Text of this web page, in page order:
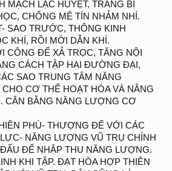
MẠCH LẠC HUYỆT, TRANG BỊ
CHỐNG MÊ TÍN NHẢM NHÍ.
SAO TRƯỚC, THÔNG KINH
KHÍ, RỒI MỚI DẪN KHÍ.
CÔNG ĐỂ XẢ TRỌC, TĂNG NỘI
CÁCH TẬP HAI ĐƯỜNG ĐẠI,
SAO TRUNG TÂM NĂNG
CƠ THỂ HOẠT HÓA VÀ NÂNG
CÂN BẰNG NĂNG LƯỢNG CƠ
PHÙ- THƯỢNG ĐẾ VỚI CÁC
NĂNG LƯỢNG VŨ TRỤ CHÍNH
ĐỂ NHẬP THU NĂNG LƯỢNG.
KHI TẬP. ĐẠT HÒA HỢP THIÊN